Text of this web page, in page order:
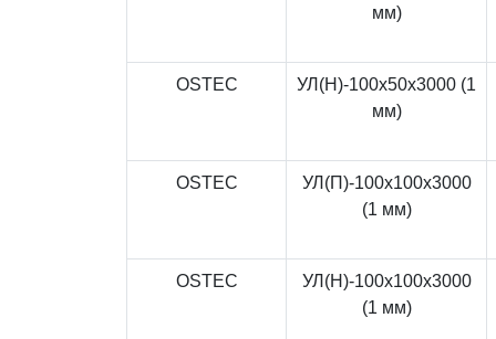
мм)
OSTEC
УЛ(Н)-100x50x3000 (1
мм)
OSTEC
УЛ(П)-100x100x3000
(1 мм)
OSTEC
УЛ(Н)-100x100x3000
(1 мм)